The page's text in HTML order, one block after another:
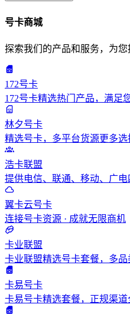
号卡商城
探索我们的产品和服务，为
172号卡
172号卡精选热门产品，满足
林夕号卡
精选号卡，多平台货源更多选
浩卡联盟
提供电信、联通、移动、广
翼卡云号卡
连接号卡资源 · 成就无限商机
卡业联盟
卡业联盟精选号卡套餐，多品
卡易号卡
卡易号卡精选套餐，正规渠道